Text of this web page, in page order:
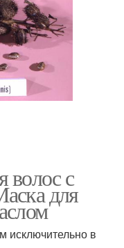
волос с
для
исключительно в